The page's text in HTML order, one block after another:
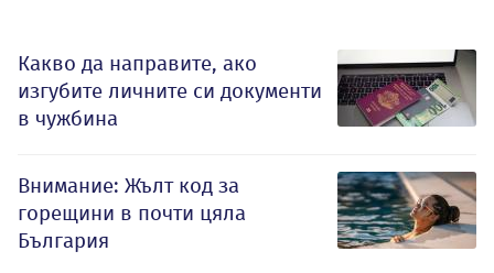
Какво да направите, ако
изгубите личните си документи
в чужбина
Внимание: Жълт код за
горещини в почти цяла
България